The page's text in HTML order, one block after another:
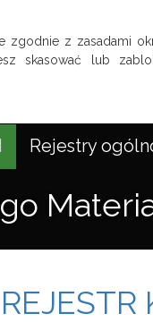
zgodnie z zasadami
skasować lub
Rejestry
REJESTR